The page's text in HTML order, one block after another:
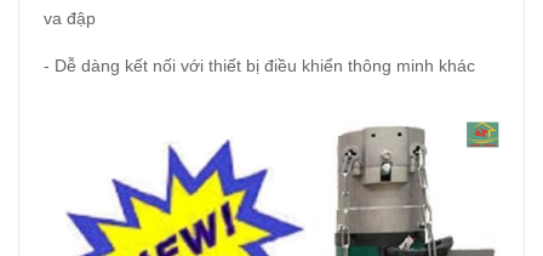
va đập
- Dễ dàng kết nối với thiết bị điều khiển thông minh khác